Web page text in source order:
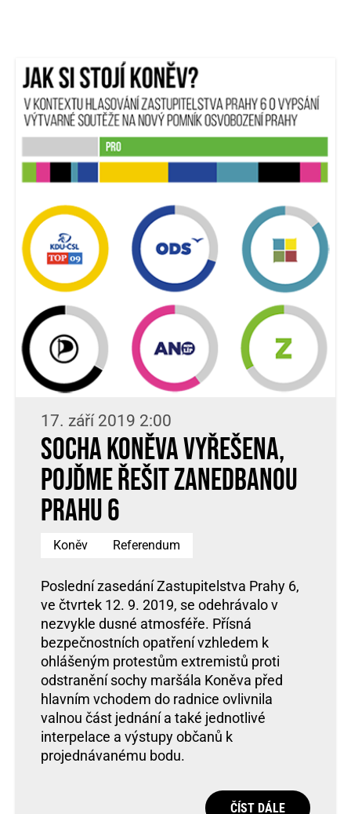
17. září 2019 2:00
Socha Koněva vyřešena,
pojďme řešit zanedbanou
Prahu 6
Koněv Referendum
Poslední zasedání Zastupitelstva Prahy 6,
ve čtvrtek 12. 9. 2019, se odehrávalo v
nezvykle dusné atmosféře. Přísná
bezpečnostních opatření vzhledem k
ohlášeným protestům extremistů proti
odstranění sochy maršála Koněva před
hlavním vchodem do radnice ovlivnila
valnou část jednání a také jednotlivé
interpelace a výstupy občanů k
projednávanému bodu.
ČÍST DÁLE